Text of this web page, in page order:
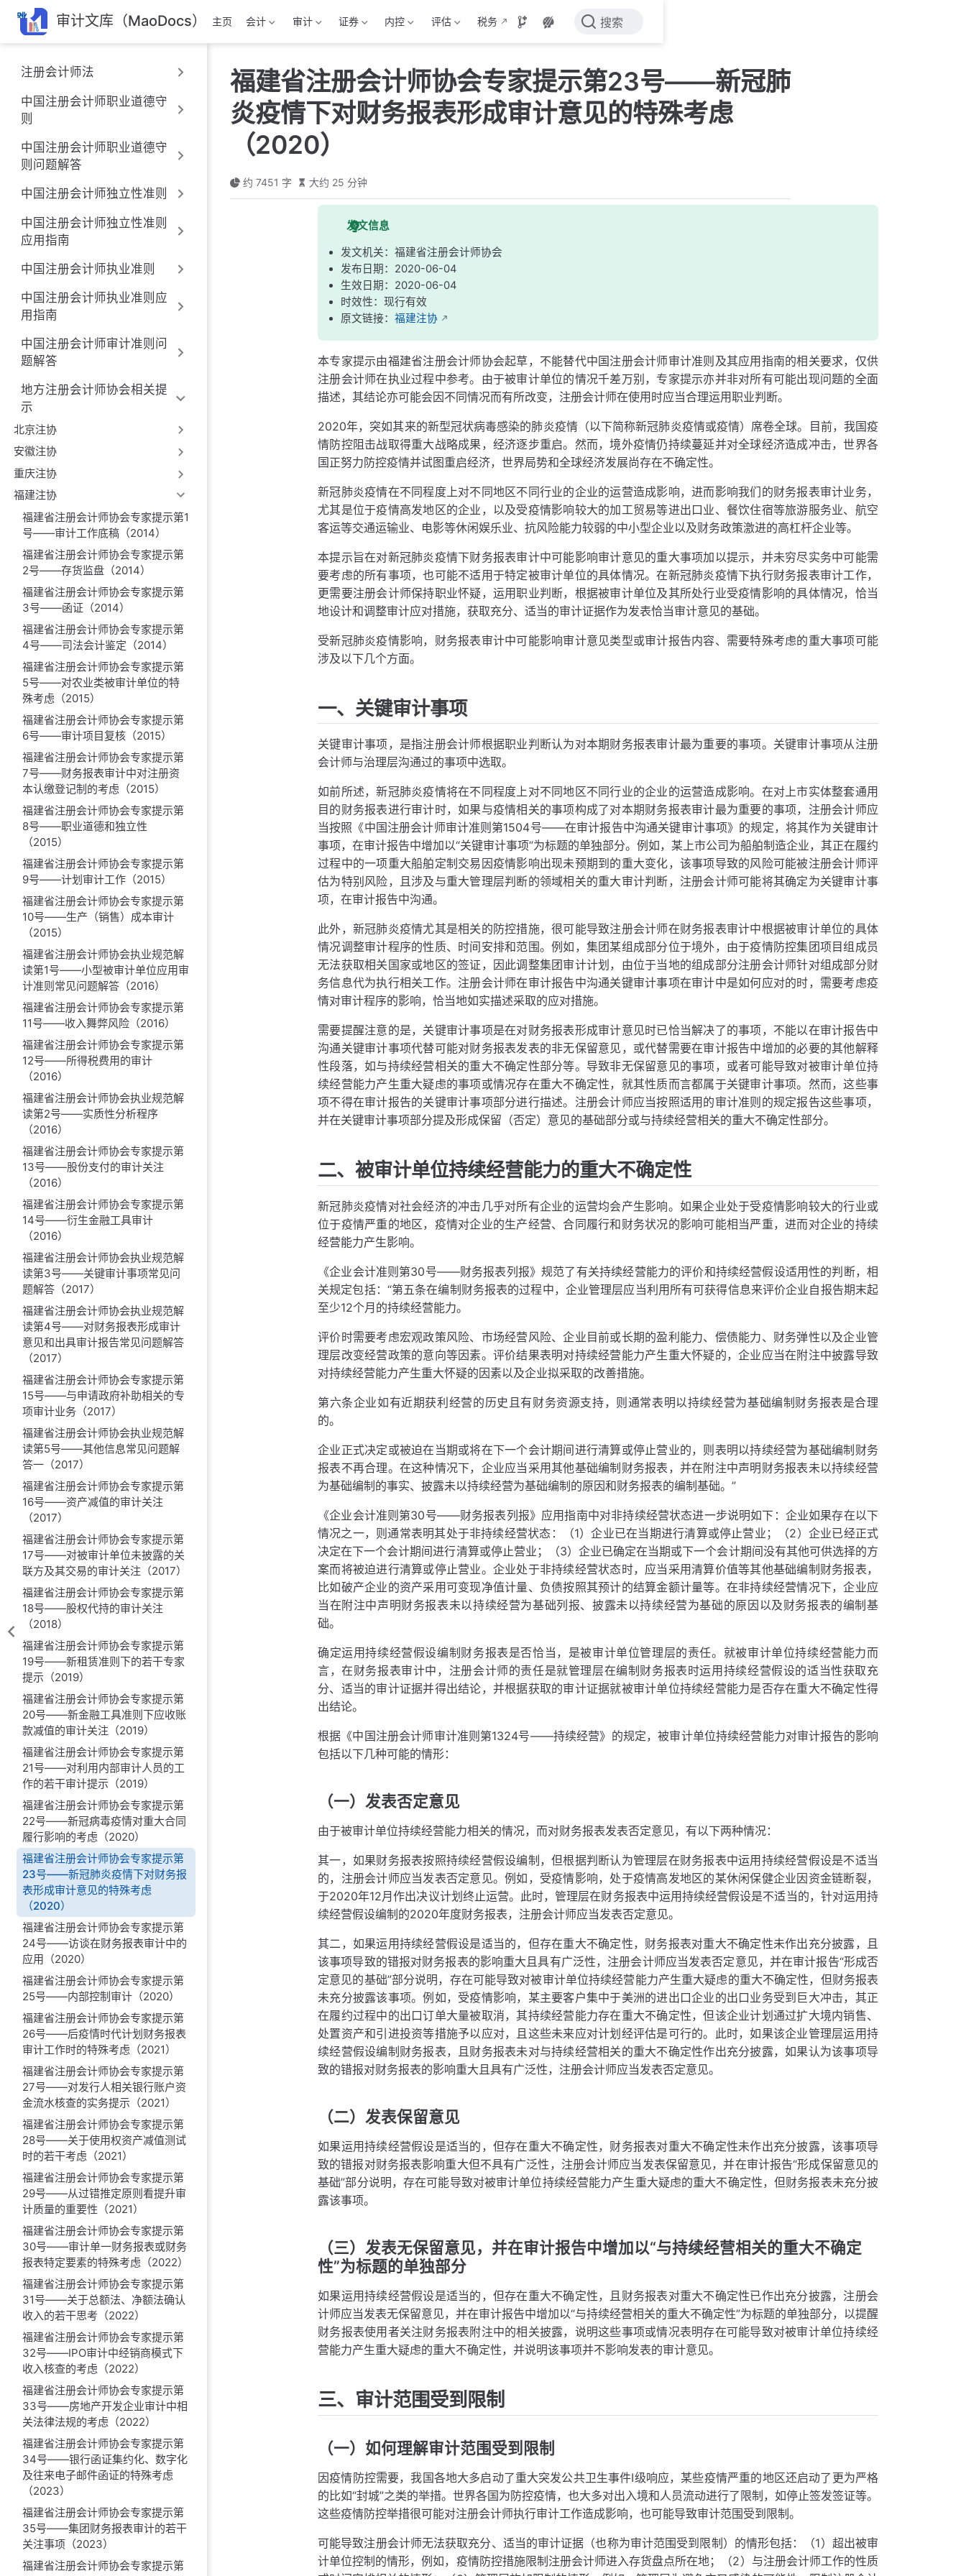
跳
至
主
要
內
容
审计文库（MaoDocs） 主页 会计 审计 证券 内控 评估 税务 搜索
注册会计师法
中国注册会计师职业道德守
则
中国注册会计师职业道德守
则问题解答
中国注册会计师独立性准则
中国注册会计师独立性准则
应用指南
中国注册会计师执业准则
中国注册会计师执业准则应
用指南
中国注册会计师审计准则问
题解答
地方注册会计师协会相关提
示
北京注协
安徽注协
重庆注协
福建注协
福建省注册会计师协会专家提示第1
号——审计工作底稿（2014）
福建省注册会计师协会专家提示第
2号——存货监盘（2014）
福建省注册会计师协会专家提示第
3号——函证（2014）
福建省注册会计师协会专家提示第
4号——司法会计鉴定（2014）
福建省注册会计师协会专家提示第
5号——对农业类被审计单位的特
殊考虑（2015）
福建省注册会计师协会专家提示第
6号——审计项目复核（2015）
福建省注册会计师协会专家提示第
7号——财务报表审计中对注册资
本认缴登记制的考虑（2015）
福建省注册会计师协会专家提示第
8号——职业道德和独立性
（2015）
福建省注册会计师协会专家提示第
9号——计划审计工作（2015）
福建省注册会计师协会专家提示第
10号——生产（销售）成本审计
（2015）
福建省注册会计师协会执业规范解
读第1号——小型被审计单位应用审
计准则常见问题解答（2016）
福建省注册会计师协会专家提示第
11号——收入舞弊风险（2016）
福建省注册会计师协会专家提示第
12号——所得税费用的审计
（2016）
福建省注册会计师协会执业规范解
读第2号——实质性分析程序
（2016）
福建省注册会计师协会专家提示第
13号——股份支付的审计关注
（2016）
福建省注册会计师协会专家提示第
14号——衍生金融工具审计
（2016）
福建省注册会计师协会执业规范解
读第3号——关键审计事项常见问
题解答（2017）
福建省注册会计师协会执业规范解
读第4号——对财务报表形成审计
意见和出具审计报告常见问题解答
（2017）
福建省注册会计师协会专家提示第
15号——与申请政府补助相关的专
项审计业务（2017）
福建省注册会计师协会执业规范解
读第5号——其他信息常见问题解
答一（2017）
福建省注册会计师协会专家提示第
16号——资产减值的审计关注
（2017）
福建省注册会计师协会专家提示第
17号——对被审计单位未披露的关
联方及其交易的审计关注（2017）
福建省注册会计师协会专家提示第
18号——股权代持的审计关注
（2018）
福建省注册会计师协会专家提示第
19号——新租赁准则下的若干专家
提示（2019）
福建省注册会计师协会专家提示第
20号——新金融工具准则下应收账
款减值的审计关注（2019）
福建省注册会计师协会专家提示第
21号——对利用内部审计人员的工
作的若干审计提示（2019）
福建省注册会计师协会专家提示第
22号——新冠病毒疫情对重大合同
履行影响的考虑（2020）
福建省注册会计师协会专家提示第
23号——新冠肺炎疫情下对财务报
表形成审计意见的特殊考虑
（2020）
福建省注册会计师协会专家提示第
24号——访谈在财务报表审计中的
应用（2020）
福建省注册会计师协会专家提示第
25号——内部控制审计（2020）
福建省注册会计师协会专家提示第
26号——后疫情时代计划财务报表
审计工作时的特殊考虑（2021）
福建省注册会计师协会专家提示第
27号——对发行人相关银行账户资
金流水核查的实务提示（2021）
福建省注册会计师协会专家提示第
28号——关于使用权资产减值测试
时的若干考虑（2021）
福建省注册会计师协会专家提示第
29号——从过错推定原则看提升审
计质量的重要性（2021）
福建省注册会计师协会专家提示第
30号——审计单一财务报表或财务
报表特定要素的特殊考虑（2022）
福建省注册会计师协会专家提示第
31号——关于总额法、净额法确认
收入的若干思考（2022）
福建省注册会计师协会专家提示第
32号——IPO审计中经销商模式下
收入核查的考虑（2022）
福建省注册会计师协会专家提示第
33号——房地产开发企业审计中相
关法律法规的考虑（2022）
福建省注册会计师协会专家提示第
34号——银行函证集约化、数字化
及往来电子邮件函证的特殊考虑
（2023）
福建省注册会计师协会专家提示第
35号——集团财务报表审计的若干
关注事项（2023）
福建省注册会计师协会专家提示第
福建省注册会计师协会专家提示第23号——新冠肺
炎疫情下对财务报表形成审计意见的特殊考虑
（2020）
约 7451 字 大约 25 分钟
发文信息
发文机关：福建省注册会计师协会
发布日期：2020-06-04
生效日期：2020-06-04
时效性：现行有效
原文链接：福建注协
本专家提示由福建省注册会计师协会起草，不能替代中国注册会计师审计准则及其应用指南的相关要求，仅供
注册会计师在执业过程中参考。由于被审计单位的情况千差万别，专家提示亦并非对所有可能出现问题的全面
描述，其结论亦可能会因不同情况而有所改变，注册会计师在使用时应当合理运用职业判断。
2020年，突如其来的新型冠状病毒感染的肺炎疫情（以下简称新冠肺炎疫情或疫情）席卷全球。目前，我国疫
情防控阻击战取得重大战略成果，经济逐步重启。然而，境外疫情仍持续蔓延并对全球经济造成冲击，世界各
国正努力防控疫情并试图重启经济，世界局势和全球经济发展尚存在不确定性。
新冠肺炎疫情在不同程度上对不同地区不同行业的企业的运营造成影响，进而影响我们的财务报表审计业务，
尤其是位于疫情高发地区的企业，以及受疫情影响较大的加工贸易等进出口业、餐饮住宿等旅游服务业、航空
客运等交通运输业、电影等休闲娱乐业、抗风险能力较弱的中小型企业以及财务政策激进的高杠杆企业等。
本提示旨在对新冠肺炎疫情下财务报表审计中可能影响审计意见的重大事项加以提示，并未穷尽实务中可能需
要考虑的所有事项，也可能不适用于特定被审计单位的具体情况。在新冠肺炎疫情下执行财务报表审计工作，
更需要注册会计师保持职业怀疑，运用职业判断，根据被审计单位及其所处行业受疫情影响的具体情况，恰当
地设计和调整审计应对措施，获取充分、适当的审计证据作为发表恰当审计意见的基础。
受新冠肺炎疫情影响，财务报表审计中可能影响审计意见类型或审计报告内容、需要特殊考虑的重大事项可能
涉及以下几个方面。
一、关键审计事项
关键审计事项，是指注册会计师根据职业判断认为对本期财务报表审计最为重要的事项。关键审计事项从注册
会计师与治理层沟通过的事项中选取。
如前所述，新冠肺炎疫情将在不同程度上对不同地区不同行业的企业的运营造成影响。在对上市实体整套通用
目的财务报表进行审计时，如果与疫情相关的事项构成了对本期财务报表审计最为重要的事项，注册会计师应
当按照《中国注册会计师审计准则第1504号——在审计报告中沟通关键审计事项》的规定，将其作为关键审计
事项，在审计报告中增加以“关键审计事项”为标题的单独部分。例如，某上市公司为船舶制造企业，其正在履约
过程中的一项重大船舶定制交易因疫情影响出现未预期到的重大变化，该事项导致的风险可能被注册会计师评
估为特别风险，且涉及与重大管理层判断的领域相关的重大审计判断，注册会计师可能将其确定为关键审计事
项，在审计报告中沟通。
此外，新冠肺炎疫情尤其是相关的防控措施，很可能导致注册会计师在财务报表审计中根据被审计单位的具体
情况调整审计程序的性质、时间安排和范围。例如，集团某组成部分位于境外，由于疫情防控集团项目组成员
无法获取相关国家或地区的签证，因此调整集团审计计划，由位于当地的组成部分注册会计师针对组成部分财
务信息代为执行相关工作。注册会计师在审计报告中沟通关键审计事项在审计中是如何应对的时，需要考虑疫
情对审计程序的影响，恰当地如实描述采取的应对措施。
需要提醒注意的是，关键审计事项是在对财务报表形成审计意见时已恰当解决了的事项，不能以在审计报告中
沟通关键审计事项代替可能对财务报表发表的非无保留意见，或代替需要在审计报告中增加的必要的其他解释
性段落，如与持续经营相关的重大不确定性部分等。导致非无保留意见的事项，或者可能导致对被审计单位持
续经营能力产生重大疑虑的事项或情况存在重大不确定性，就其性质而言都属于关键审计事项。然而，这些事
项不得在审计报告的关键审计事项部分进行描述。注册会计师应当按照适用的审计准则的规定报告这些事项，
并在关键审计事项部分提及形成保留（否定）意见的基础部分或与持续经营相关的重大不确定性部分。
二、被审计单位持续经营能力的重大不确定性
新冠肺炎疫情对社会经济的冲击几乎对所有企业的运营均会产生影响。如果企业处于受疫情影响较大的行业或
位于疫情严重的地区，疫情对企业的生产经营、合同履行和财务状况的影响可能相当严重，进而对企业的持续
经营能力产生影响。
《企业会计准则第30号——财务报表列报》规范了有关持续经营能力的评价和持续经营假设适用性的判断，相
关规定包括：“第五条在编制财务报表的过程中，企业管理层应当利用所有可获得信息来评价企业自报告期末起
至少12个月的持续经营能力。
评价时需要考虑宏观政策风险、市场经营风险、企业目前或长期的盈利能力、偿债能力、财务弹性以及企业管
理层改变经营政策的意向等因素。评价结果表明对持续经营能力产生重大怀疑的，企业应当在附注中披露导致
对持续经营能力产生重大怀疑的因素以及企业拟采取的改善措施。
第六条企业如有近期获利经营的历史且有财务资源支持，则通常表明以持续经营为基础编制财务报表是合理
的。
企业正式决定或被迫在当期或将在下一个会计期间进行清算或停止营业的，则表明以持续经营为基础编制财务
报表不再合理。在这种情况下，企业应当采用其他基础编制财务报表，并在附注中声明财务报表未以持续经营
为基础编制的事实、披露未以持续经营为基础编制的原因和财务报表的编制基础。”
《企业会计准则第30号——财务报表列报》应用指南中对非持续经营状态进一步说明如下：企业如果存在以下
情况之一，则通常表明其处于非持续经营状态：（1）企业已在当期进行清算或停止营业；（2）企业已经正式
决定在下一个会计期间进行清算或停止营业；（3）企业已确定在当期或下一个会计期间没有其他可供选择的方
案而将被迫进行清算或停止营业。企业处于非持续经营状态时，应当采用清算价值等其他基础编制财务报表，
比如破产企业的资产采用可变现净值计量、负债按照其预计的结算金额计量等。在非持续经营情况下，企业应
当在附注中声明财务报表未以持续经营为基础列报、披露未以持续经营为基础的原因以及财务报表的编制基
础。
确定运用持续经营假设编制财务报表是否恰当，是被审计单位管理层的责任。就被审计单位持续经营能力而
言，在财务报表审计中，注册会计师的责任是就管理层在编制财务报表时运用持续经营假设的适当性获取充
分、适当的审计证据并得出结论，并根据获取的审计证据就被审计单位持续经营能力是否存在重大不确定性得
出结论。
根据《中国注册会计师审计准则第1324号——持续经营》的规定，被审计单位持续经营能力对审计报告的影响
包括以下几种可能的情形：
（一）发表否定意见
由于被审计单位持续经营能力相关的情况，而对财务报表发表否定意见，有以下两种情况：
其一，如果财务报表按照持续经营假设编制，但根据判断认为管理层在财务报表中运用持续经营假设是不适当
的，注册会计师应当发表否定意见。例如，受疫情影响，处于疫情高发地区的某休闲保健企业因资金链断裂，
于2020年12月作出决议计划终止运营。此时，管理层在财务报表中运用持续经营假设是不适当的，针对运用持
续经营假设编制的2020年度财务报表，注册会计师应当发表否定意见。
其二，如果运用持续经营假设是适当的，但存在重大不确定性，财务报表对重大不确定性未作出充分披露，且
该事项导致的错报对财务报表的影响重大且具有广泛性，注册会计师应当发表否定意见，并在审计报告“形成否
定意见的基础”部分说明，存在可能导致对被审计单位持续经营能力产生重大疑虑的重大不确定性，但财务报表
未充分披露该事项。例如，受疫情影响，某主要客户集中于美洲的进出口企业的出口业务受到巨大冲击，其正
在履约过程中的出口订单大量被取消，其持续经营能力存在重大不确定性，但该企业计划通过扩大境内销售、
处置资产和引进投资等措施予以应对，且这些未来应对计划经评估是可行的。此时，如果该企业管理层运用持
续经营假设编制财务报表，且财务报表未对与持续经营相关的重大不确定性作出充分披露，如果认为该事项导
致的错报对财务报表的影响重大且具有广泛性，注册会计师应当发表否定意见。
（二）发表保留意见
如果运用持续经营假设是适当的，但存在重大不确定性，财务报表对重大不确定性未作出充分披露，该事项导
致的错报对财务报表影响重大但不具有广泛性，注册会计师应当发表保留意见，并在审计报告“形成保留意见的
基础”部分说明，存在可能导致对被审计单位持续经营能力产生重大疑虑的重大不确定性，但财务报表未充分披
露该事项。
（三）发表无保留意见，并在审计报告中增加以“与持续经营相关的重大不确定
性”为标题的单独部分
如果运用持续经营假设是适当的，但存在重大不确定性，且财务报表对重大不确定性已作出充分披露，注册会
计师应当发表无保留意见，并在审计报告中增加以“与持续经营相关的重大不确定性”为标题的单独部分，以提醒
财务报表使用者关注财务报表附注中的相关披露，说明这些事项或情况表明存在可能导致对被审计单位持续经
营能力产生重大疑虑的重大不确定性，并说明该事项并不影响发表的审计意见。
三、审计范围受到限制
（一）如何理解审计范围受到限制
因疫情防控需要，我国各地大多启动了重大突发公共卫生事件Ⅰ级响应，某些疫情严重的地区还启动了更为严格
的比如“封城”之类的举措。世界各国为防控疫情，也大多对出入境和人员流动进行了限制，如停止签发签证等。
这些疫情防控举措很可能对注册会计师执行审计工作造成影响，也可能导致审计范围受到限制。
可能导致注册会计师无法获取充分、适当的审计证据（也称为审计范围受到限制）的情形包括：（1）超出被审
计单位控制的情形，例如，疫情防控措施限制注册会计师进入存货盘点所在地；（2）与注册会计师工作的性质